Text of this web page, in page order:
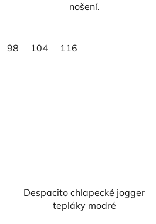
nošení.
98 104 116
Despacito chlapecké jogger
tepláky modré